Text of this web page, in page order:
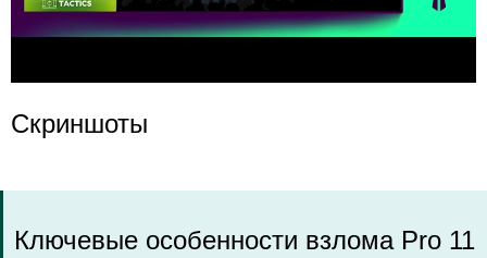
Скриншоты
Ключевые особенности взлома Pro 11